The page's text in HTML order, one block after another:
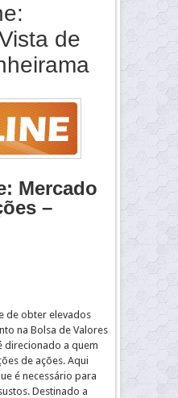
de
Mercado
–
de obter elevados
na Bolsa de Valores
direcionado a quem
de ações. Aqui
é necessário para
Destinado a